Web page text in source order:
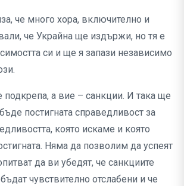
че много хора, включително и
че Украйна ще издържи, но тя е
си и ще я запази независимо
подкрепа, а вие – санкции. И така ще
постигната справедливост за
която искаме и която
Няма да позволим да успеят
да ви убедят, че санкциите
чувствително отслабени и че